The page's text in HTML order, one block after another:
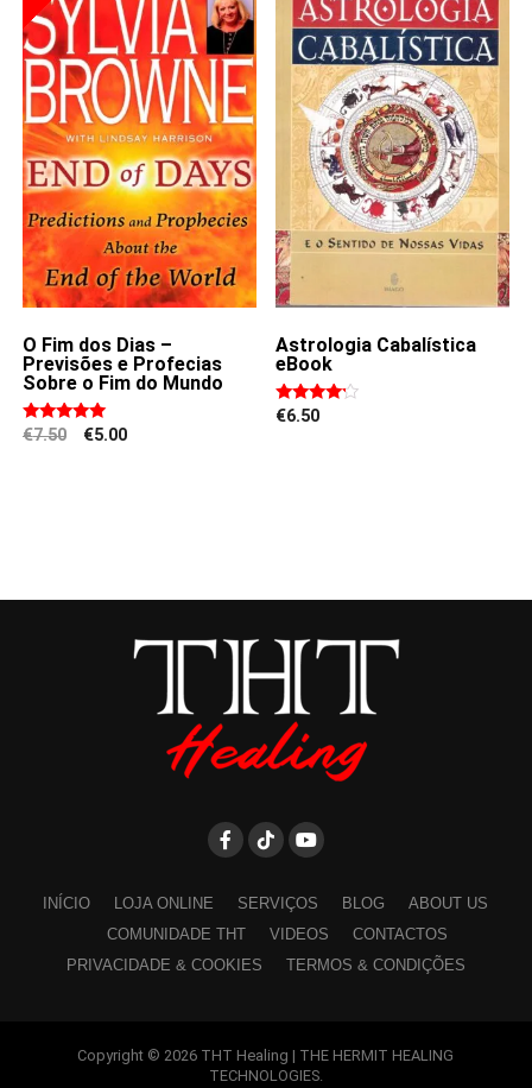
O Fim dos Dias –
Previsões e Profecias
Sobre o Fim do Mundo
Rated
€7.50
Original
€5.00Current
Astrologia Cabalística
eBook
Rated
€6.50
INÍCIO LOJA ONLINE SERVIÇOS BLOG
ABOUT US
COMUNIDADE THT
VIDEOS
CONTACTOS
PRIVACIDADE & COOKIES
TERMOS & CONDIÇÕES
Copyright © 2026 THT Healing | THE HERMIT HEALING
TECHNOLOGIES.